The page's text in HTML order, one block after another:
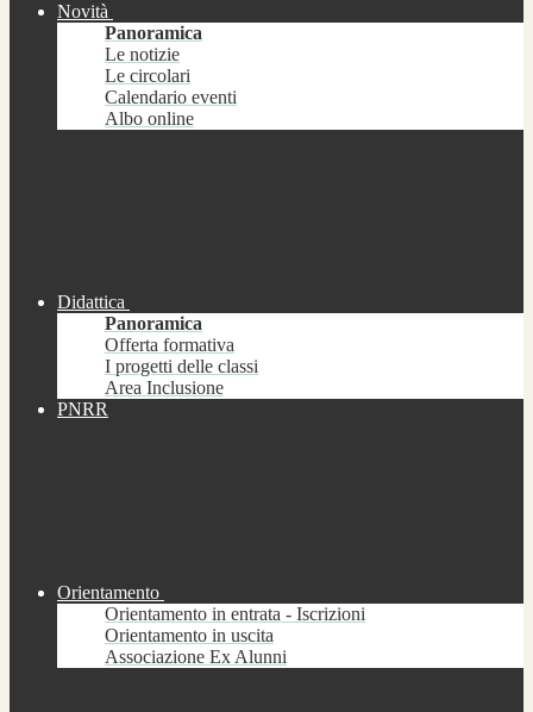
Novità
Panoramica
Le notizie
Le circolari
Calendario eventi
Albo online
Didattica
Panoramica
Offerta formativa
I progetti delle classi
Area Inclusione
PNRR
Orientamento
Orientamento in entrata - Iscrizioni
Orientamento in uscita
Associazione Ex Alunni